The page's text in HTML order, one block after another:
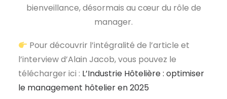
bienveillance, désormais au cœur du rôle de
manager.
Pour découvrir l’intégralité de l’article et
l’interview d’Alain Jacob, vous pouvez le
télécharger ici : L’Industrie Hôtelière : optimiser
le management hôtelier en 2025